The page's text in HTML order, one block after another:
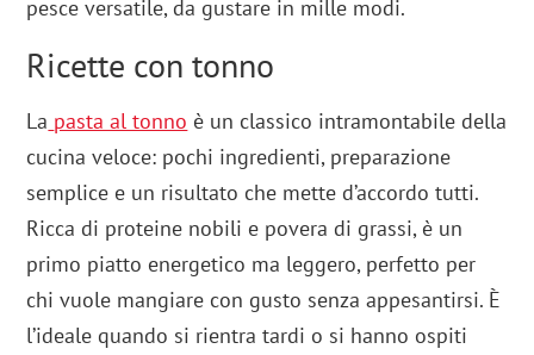
pesce versatile, da gustare in mille modi.
Ricette con tonno
La pasta al tonno è un classico intramontabile della
cucina veloce: pochi ingredienti, preparazione
semplice e un risultato che mette d’accordo tutti.
Ricca di proteine nobili e povera di grassi, è un
primo piatto energetico ma leggero, perfetto per
chi vuole mangiare con gusto senza appesantirsi. È
l’ideale quando si rientra tardi o si hanno ospiti